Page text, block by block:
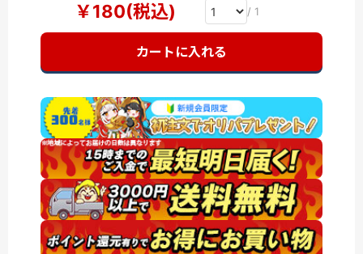
￥180(税込) / 1
カートに入れる